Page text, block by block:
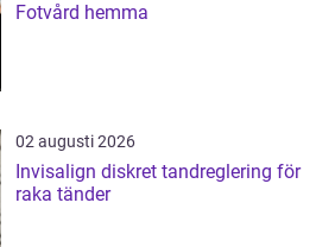
Fotvård hemma
02 augusti 2026
Invisalign diskret tandreglering för
raka tänder